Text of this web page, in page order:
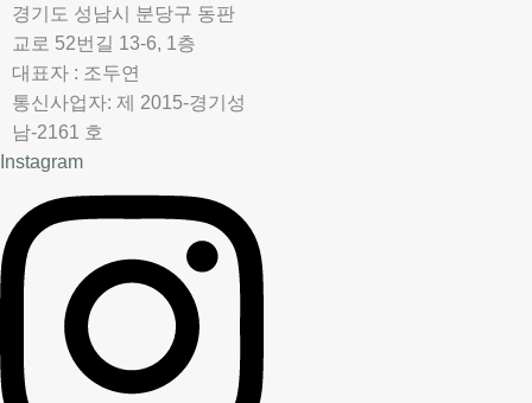
경기도 성남시 분당구 동판
교로 52번길 13-6, 1층
대표자 : 조두연
통신사업자: 제 2015-경기성
남-2161 호
Instagram